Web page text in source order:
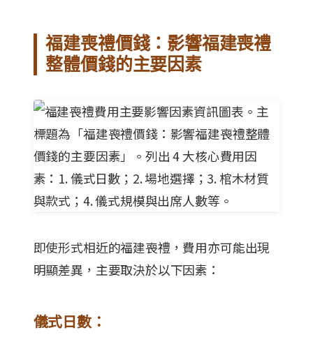
福建喪禮價錢：影響福建喪禮
整體價錢的主要因素
即使形式相近的福建喪禮，費用亦可能出現
明顯差異，主要取決於以下因素：
儀式日數：